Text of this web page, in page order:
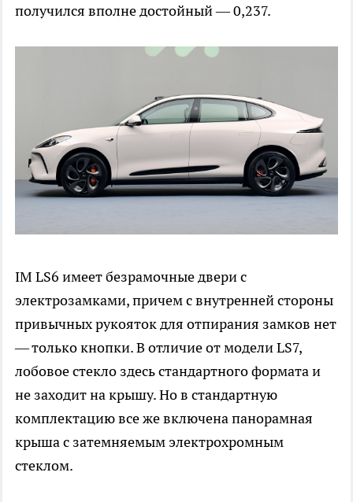
получился вполне достойный — 0,237.
IM LS6 имеет безрамочные двери с
электрозамками, причем с внутренней стороны
привычных рукояток для отпирания замков нет
— только кнопки. В отличие от модели LS7,
лобовое стекло здесь стандартного формата и
не заходит на крышу. Но в стандартную
комплектацию все же включена панорамная
крыша с затемняемым электрохромным
стеклом.